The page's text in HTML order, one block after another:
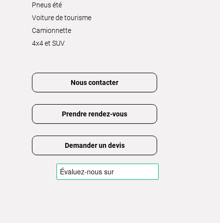
Pneus été
Voiture de tourisme
Camionnette
4x4 et SUV
Nous contacter
Prendre rendez-vous
Demander un devis